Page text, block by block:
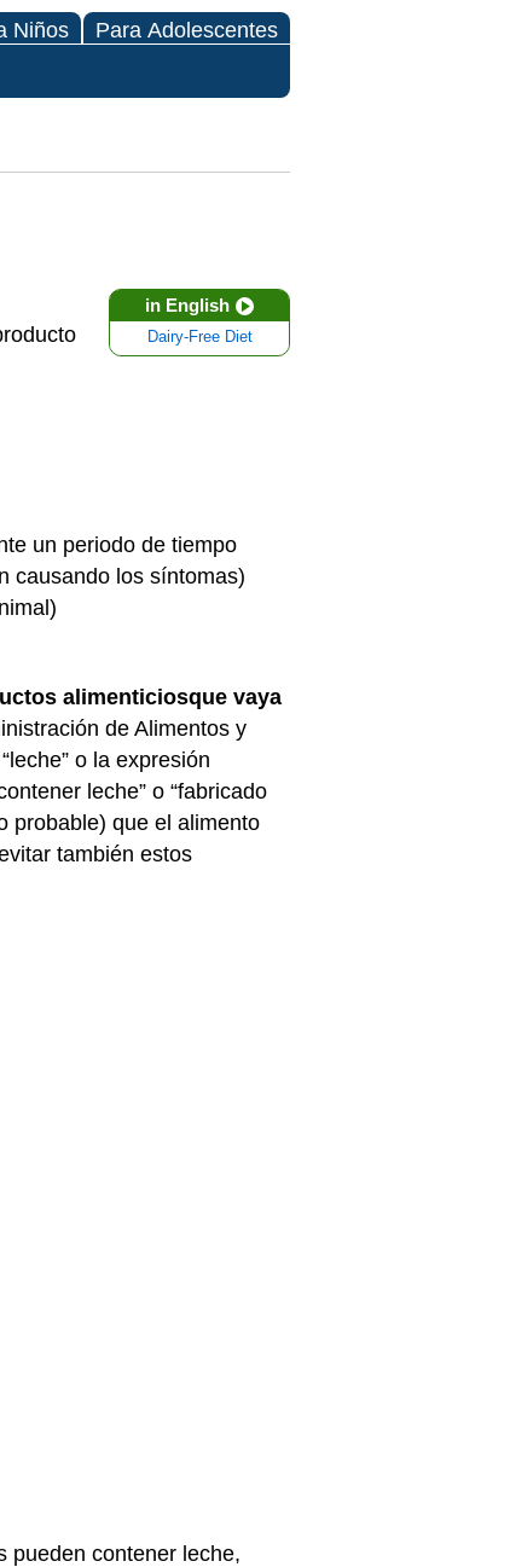
Niños Para Adolescentes
in English
Dairy-Free Diet
un periodo de tiempo
causando los síntomas)
alimenticiosque vaya
de Alimentos y
o la expresión
leche” o “fabricado
probable) que el alimento
también estos
pueden contener leche,